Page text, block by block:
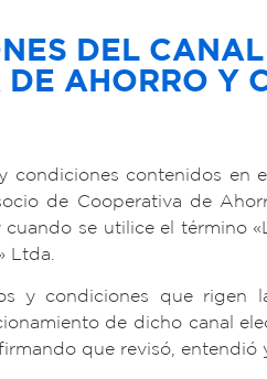
DEL
DE AHORRO Y
condiciones contenidos en
de Cooperativa de
se utilice el término
Ltda.
y condiciones que rigen
de dicho canal
que revisó,